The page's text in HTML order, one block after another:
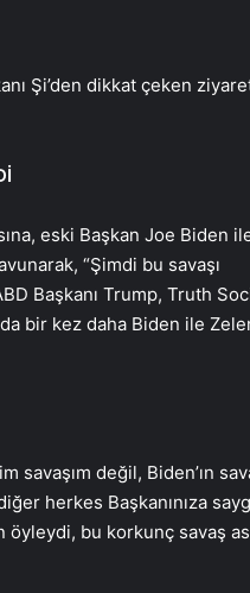
Şi’den dikkat çeken
eski Başkan Joe Biden
“Şimdi bu savaşı
Başkanı Trump, Truth
bir kez daha Biden ile
savaşım değil, Biden’ın
herkes Başkanınıza
öyleydi, bu korkunç savaş